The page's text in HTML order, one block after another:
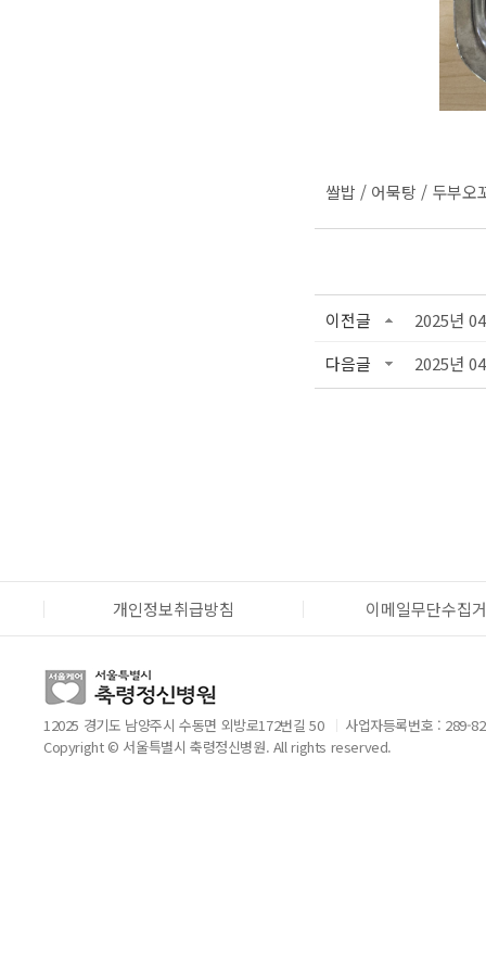
쌀밥 / 어묵탕 / 두부오
이전글
2025년
다음글
2025년
개인정보취급방침 이메일무단수집
12025 경기도 남양주시 수동면 외방로172번길 50
사업자등록번호 : 289-
Copyright © 서울특별시 축령정신병원. All rights reserved.